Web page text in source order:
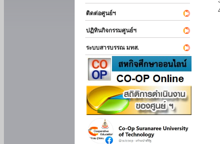
ติดต่อศูนย์ฯ
ปฏิทินกิจกรรมศูนย์ฯ
ระบบสารบรรณ มทส.